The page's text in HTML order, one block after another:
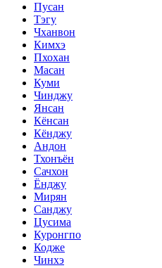
Пусан
Тэгу
Чханвон
Кимхэ
Пхохан
Масан
Куми
Чинджу
Янсан
Кёнсан
Кёнджу
Андон
Тхонъён
Сачхон
Ёнджу
Мирян
Санджу
Цусима
Куронгпо
Кодже
Чинхэ